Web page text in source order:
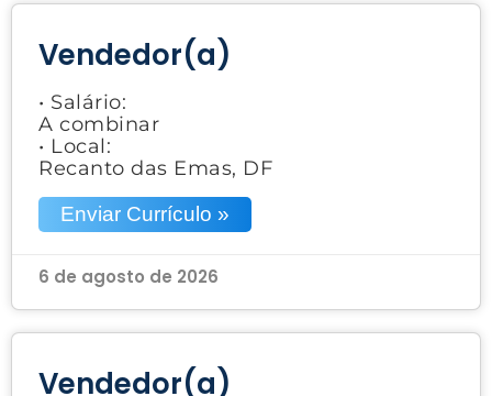
Vendedor(a)
• Salário:
A combinar
• Local:
Recanto das Emas, DF
Enviar Currículo »
6 de agosto de 2026
Vendedor(a)